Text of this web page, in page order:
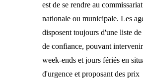
est de se rendre au
nationale ou municipale. Les
disposent toujours d'une liste de
de confiance, pouvant
week-ends et jours fériés en
d'urgence et proposant des prix